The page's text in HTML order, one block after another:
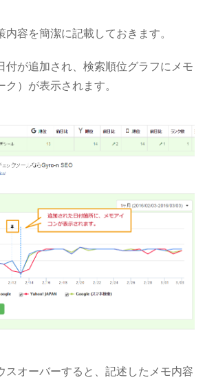
容を簡潔に記載しておきます。
付が追加され、検索順位グラフにメモ
）が表示されます。
スオーバーすると、記述したメモ内容